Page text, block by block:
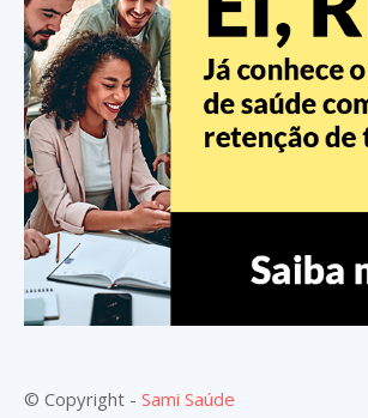
© Copyright - Sami Saúde